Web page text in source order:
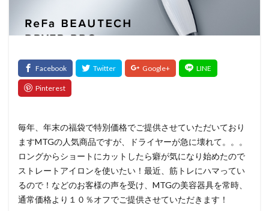
毎年、年末の福袋で特別価格でご提供させていただいており
ますMTGの人気商品ですが、ドライヤーが急に壊れて。。。
ロングからショートにカットしたら癖が気になり始めたので
ストレートアイロンを使いたい！最近、筋トレにハマってい
るので！などのお客様の声を受け、MTGの美容器具を常時、
通常価格より１０％オフでご提供させていただきます！
使ってみた！
営業日のお知らせ
新商品
雑談
検索